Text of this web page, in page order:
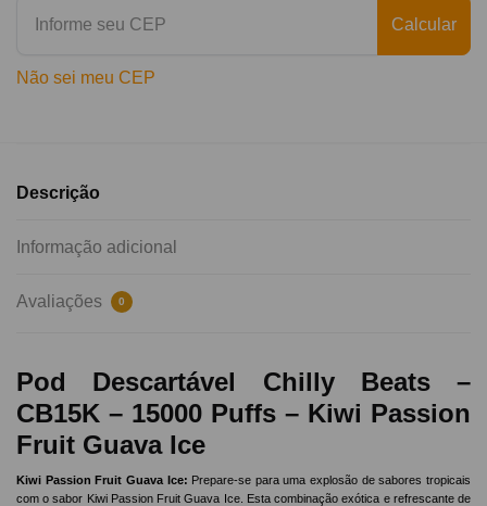
Calcular
Não sei meu CEP
Descrição
Informação adicional
Avaliações 0
Pod Descartável Chilly Beats –
CB15K – 15000 Puffs – Kiwi Passion
Fruit Guava Ice
Kiwi Passion Fruit Guava Ice: Prepare-se para uma explosão de sabores tropicais
com o sabor Kiwi Passion Fruit Guava Ice. Esta combinação exótica e refrescante de